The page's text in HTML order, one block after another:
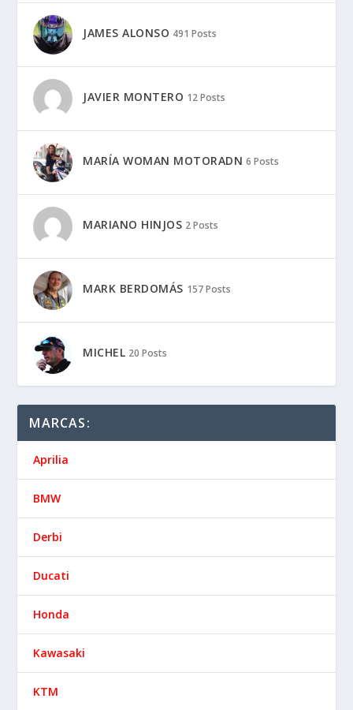
JAMES ALONSO 491 Posts
JAVIER MONTERO 12 Posts
MARÍA WOMAN MOTORADN 6 Posts
MARIANO HINJOS 2 Posts
MARK BERDOMÁS 157 Posts
MICHEL 20 Posts
MARCAS:
Aprilia
BMW
Derbi
Ducati
Honda
Kawasaki
KTM